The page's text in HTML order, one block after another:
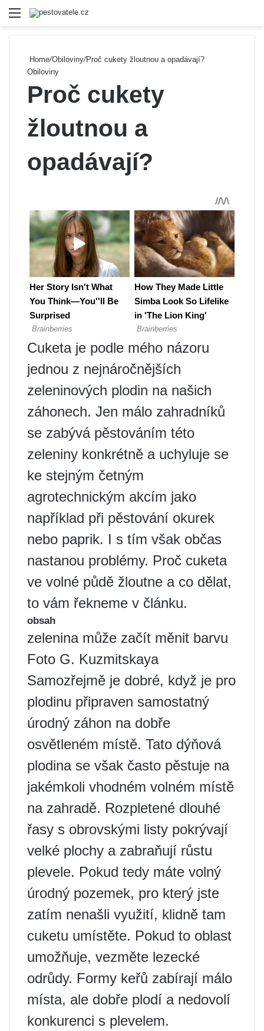
Menu
Home/Obiloviny/Proč cukety žloutnou a opadávají?
Obiloviny
Proč cukety
žloutnou a
opadávají?
Cuketa je podle mého názoru
jednou z nejnáročnějších
zeleninových plodin na našich
záhonech. Jen málo zahradníků
se zabývá pěstováním této
zeleniny konkrétně a uchyluje se
ke stejným četným
agrotechnickým akcím jako
například při pěstování okurek
nebo paprik. I s tím však občas
nastanou problémy. Proč cuketa
ve volné půdě žloutne a co dělat,
to vám řekneme v článku.
obsah
zelenina může začít měnit barvu
Foto G. Kuzmitskaya
Samozřejmě je dobré, když je pro
plodinu připraven samostatný
úrodný záhon na dobře
osvětleném místě. Tato dýňová
plodina se však často pěstuje na
jakémkoli vhodném volném místě
na zahradě. Rozpletené dlouhé
řasy s obrovskými listy pokrývají
velké plochy a zabraňují růstu
plevele. Pokud tedy máte volný
úrodný pozemek, pro který jste
zatím nenašli využití, klidně tam
cuketu umístěte. Pokud to oblast
umožňuje, vezměte lezecké
odrůdy. Formy keřů zabírají málo
místa, ale dobře plodí a nedovolí
konkurenci s plevelem.